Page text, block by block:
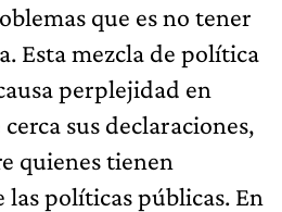
que es no tener
Esta mezcla de política
perplejidad en
sus declaraciones,
quienes tienen
las políticas públicas. En